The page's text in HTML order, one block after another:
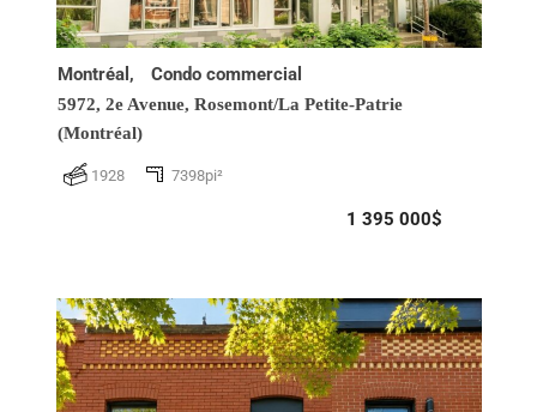
Montréal, Condo commercial
5972, 2e Avenue, Rosemont/La Petite-Patrie
(Montréal)
1928 7398pi²
1 395 000$